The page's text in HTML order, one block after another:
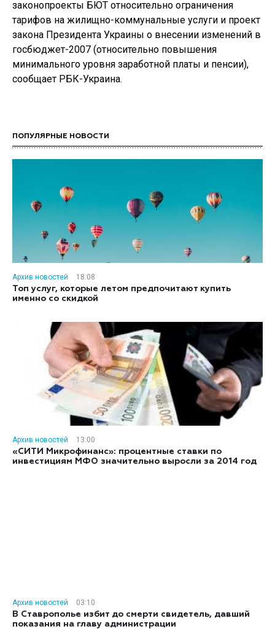
законопроекты БЮТ относительно ограничения
тарифов на жилищно-коммунальные услуги и проект
закона Президента Украины о внесении изменений в
госбюджет-2007 (относительно повышения
минимального уровня заработной платы и пенсии),
сообщает РБК-Украина.
ПОПУЛЯРНЫЕ НОВОСТИ
Архив новостей
18:08
Топ услуг, которые летом предпочитают купить
именно со скидкой
Архив новостей
13:00
«СИТИ Микрофинанс»: процентные ставки по
инвестициям МФО значительно выросли за 2014 год
Архив новостей
03:10
В Ставрополье избит до смерти свидетель, давший
показания на главу администрации